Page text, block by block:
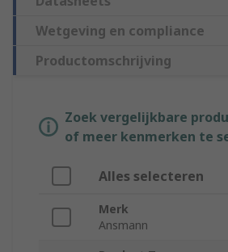
Wetgeving en compliance
Productomschrijving
Zoek vergelijkbare
of meer kenmerken te
Alles selecteren
Merk
Ansmann